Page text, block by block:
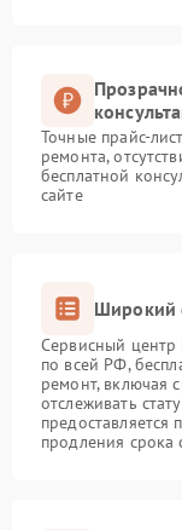
Точные прайс-
ремонта,
бесплатной
сайте
Широкий
Сервисный центр
по всей РФ,
ремонт, включая
отслеживать
предоставляется
продления срока